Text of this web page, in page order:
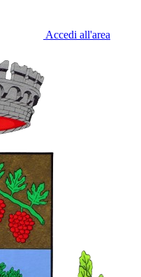
Accedi all'area